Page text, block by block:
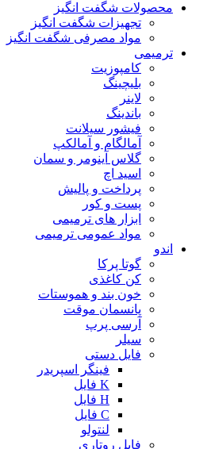
محصولات شگفت انگیز
تجهیزات شگفت انگیز
مواد مصرفی شگفت انگیز
ترمیمی
کامپوزیت
بلیچینگ
لاینر
باندینگ
فیشور سیلانت
آمالگام و آمالکپ
گلاس آینومر و سمان
اسید اچ
پرداخت و پالیش
پست و کور
ابزار های ترمیمی
مواد عمومی ترمیمی
اندو
گوتا پرکا
کن کاغذی
خون بند و هموستات
پانسمان موقت
آرسی پرپ
سیلر
فایل دستی
فینگر اسپریدر
K فایل
H فایل
C فایل
لنتولو
فایل روتاری